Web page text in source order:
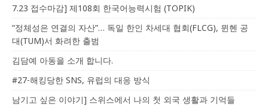
7.23 접수마감] 제108회 한국어능력시험 (TOPIK)
“정체성은 연결의 자산”… 독일 한인 차세대 협회(FLCG), 뮌헨 공
대(TUM)서 화려한 출범
김담예 아동을 소개 합니다.
#27-해킹당한 SNS, 유럽의 대응 방식
남기고 싶은 이야기] 스위스에서 나의 첫 외국 생활과 기억들